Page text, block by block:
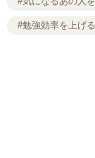
#勉強効率を上げ